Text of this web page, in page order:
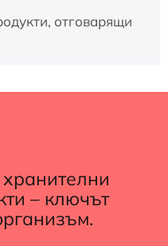
отговарящи
– ключът